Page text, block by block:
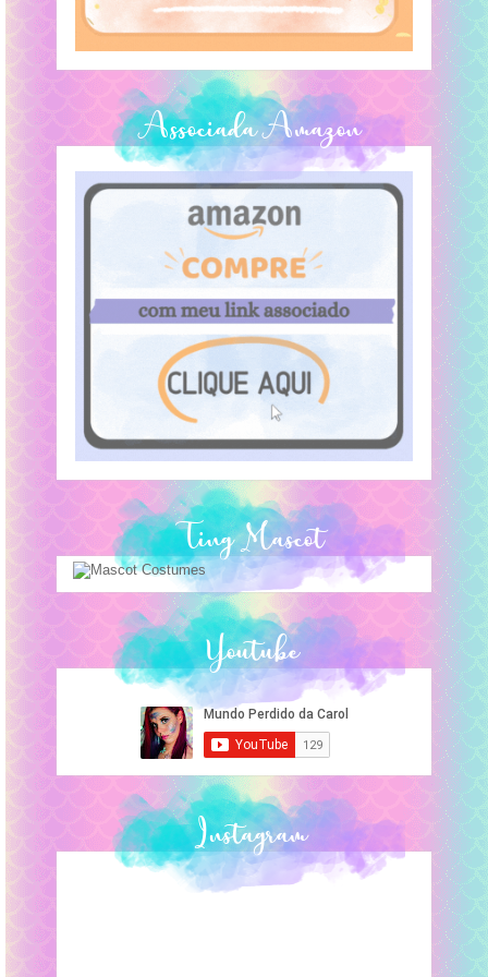
Associada Amazon
Ting Mascot
Youtube
Instagram